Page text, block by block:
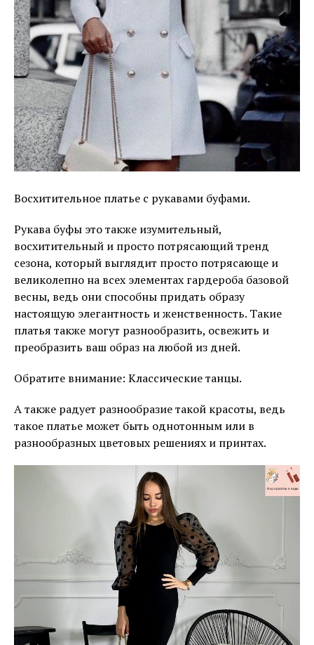
Восхитительное платье с рукавами буфами.
Рукава буфы это также изумительный,
восхитительный и просто потрясающий тренд
сезона, который выглядит просто потрясающе и
великолепно на всех элементах гардероба базовой
весны, ведь они способны придать образу
настоящую элегантность и женственность. Такие
платья также могут разнообразить, освежить и
преобразить ваш образ на любой из дней.
Обратите внимание: Классические танцы.
А также радует разнообразие такой красоты, ведь
такое платье может быть однотонным или в
разнообразных цветовых решениях и принтах.